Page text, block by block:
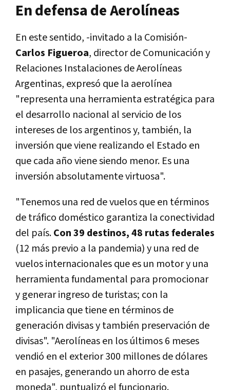
En defensa de Aerolíneas
En este sentido, -invitado a la Comisión-
Carlos Figueroa, director de Comunicación y
Relaciones Instalaciones de Aerolíneas
Argentinas, expresó que la aerolínea
"representa una herramienta estratégica para
el desarrollo nacional al servicio de los
intereses de los argentinos y, también, la
inversión que viene realizando el Estado en
que cada año viene siendo menor. Es una
inversión absolutamente virtuosa".
"Tenemos una red de vuelos que en términos
de tráfico doméstico garantiza la conectividad
del país.Con 39 destinos, 48 rutas federales
(12 más previo a la pandemia) y una red de
vuelos internacionales que es un motor y una
herramienta fundamental para promocionar
y generar ingreso de turistas; con la
implicancia que tiene en términos de
generación divisas y también preservación de
divisas". "Aerolíneas en los últimos 6 meses
vendió en el exterior 300 millones de dólares
en pasajes, generando un ahorro de esta